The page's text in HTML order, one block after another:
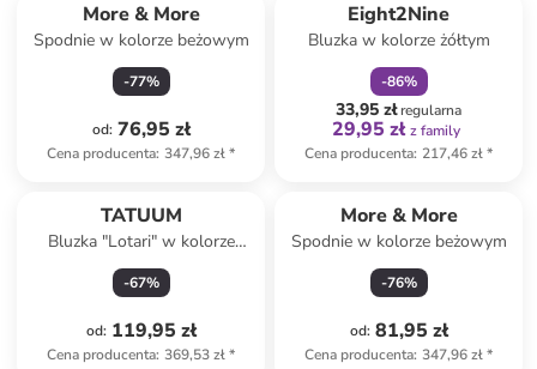
More & More
Spodnie w kolorze beżowym
-77%
od: 76,95 zł
Cena producenta: 347,96 zł*
Eight2Nine
Bluzka w kolorze żółtym
-86%
33,95 złregularna
29,95 zł z family
Cena producenta: 217,46 zł*
TATUUM
Bluzka "Lotari" w kolorze
błękitnym
-67%
od: 119,95 zł
Cena producenta: 369,53 zł*
More & More
Spodnie w kolorze beżowym
-76%
od: 81,95 zł
Cena producenta: 347,96 zł*